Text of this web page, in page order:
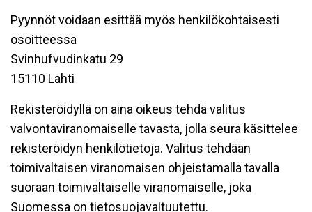
Pyynnöt voidaan esittää myös henkilökohtaisesti
osoitteessa
Svinhufvudinkatu 29
15110 Lahti
Rekisteröidyllä on aina oikeus tehdä valitus
valvontaviranomaiselle tavasta, jolla seura käsittelee
rekisteröidyn henkilötietoja. Valitus tehdään
toimivaltaisen viranomaisen ohjeistamalla tavalla
suoraan toimivaltaiselle viranomaiselle, joka
Suomessa on tietosuojavaltuutettu.